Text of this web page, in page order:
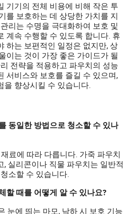
기기의 전체 비용에 비해 작은 투
를 보호하는 데 상당한 가치를 지
리는 수명을 극대화하여 보호 및
계속 수행할 수 있도록 합니다. 휴
하는 보편적인 일정은 없지만, 상
이는 것이 가장 좋은 가이드가 될
전략을 적용하고 파우치의 성능
서비스와 보호를 즐길 수 있으며,
을 향상시킬 수 있습니다.
동일한 방법으로 청소할 수 있나
료에 따라 다릅니다. 가죽 파우치
, 실리콘이나 직물 파우치는 일반적
소할 수 있습니다.
할 때를 어떻게 알 수 있나요?
눈에 띄는 마모, 낙하 시 보호 기능